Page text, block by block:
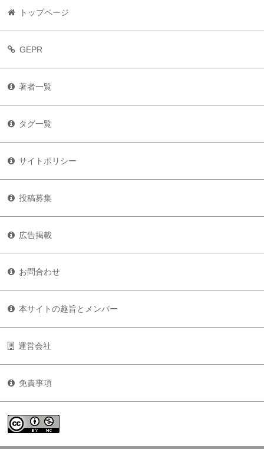
トップページ
GEPR
著者一覧
タグ一覧
サイトポリシー
投稿募集
広告掲載
お問合わせ
本サイトの趣旨とメンバー
運営会社
免責事項